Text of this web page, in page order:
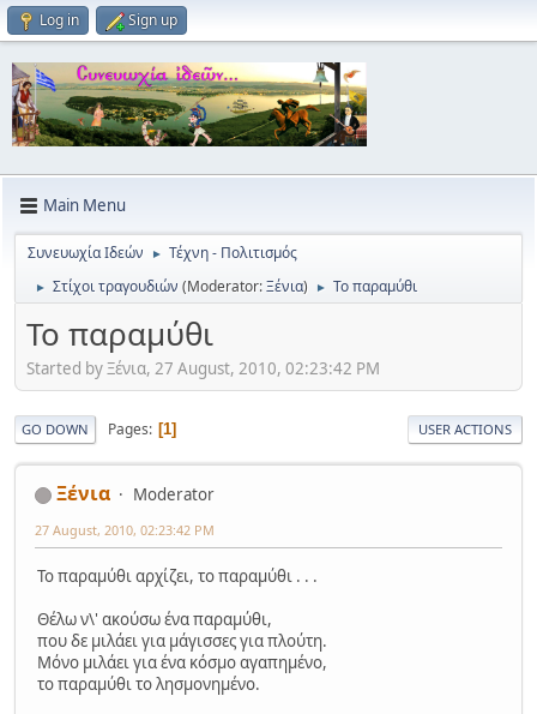
Log in Sign up
Main Menu
Συνευωχία Ιδεών ► Τέχνη - Πολιτισμός
► Στίχοι τραγουδιών (Moderator:Ξένια) ► Το παραμύθι
Το παραμύθι
Started by Ξένια, 27 August, 2010, 02:23:42 PM
GO DOWN Pages 1 USER ACTIONS
Ξένια Moderator
27 August, 2010, 02:23:42 PM
Το παραμύθι αρχίζει, το παραμύθι . . .
Θέλω ν\' ακούσω ένα παραμύθι,
που δε μιλάει για μάγισσες για πλούτη.
Μόνο μιλάει για ένα κόσμο αγαπημένο,
το παραμύθι το λησμονημένο.